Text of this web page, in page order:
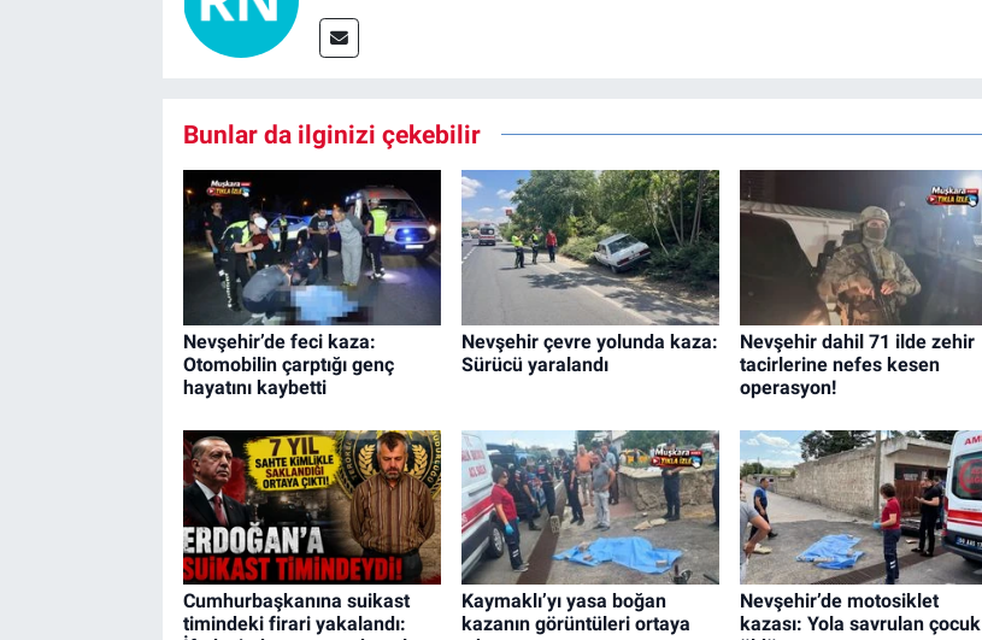
Bunlar da ilginizi çekebilir
Nevşehir’de feci kaza:
Otomobilin çarptığı genç
hayatını kaybetti
Nevşehir çevre yolunda kaza:
Sürücü yaralandı
Nevşehir dahil 71 ilde zehir
tacirlerine nefes kesen
operasyon!
Cumhurbaşkanına suikast
timindeki firari yakalandı:
Kaymaklı’yı yasa boğan
kazanın görüntüleri ortaya
Nevşehir’de motosiklet
kazası: Yola savrulan çocuk